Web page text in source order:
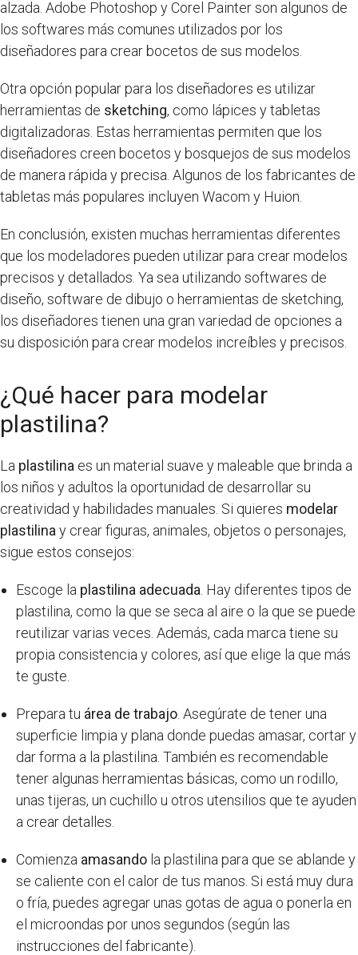
alzada. Adobe Photoshop y Corel Painter son algunos de
los softwares más comunes utilizados por los
diseñadores para crear bocetos de sus modelos.
Otra opción popular para los diseñadores es utilizar
herramientas de sketching, como lápices y tabletas
digitalizadoras. Estas herramientas permiten que los
diseñadores creen bocetos y bosquejos de sus modelos
de manera rápida y precisa. Algunos de los fabricantes de
tabletas más populares incluyen Wacom y Huion.
En conclusión, existen muchas herramientas diferentes
que los modeladores pueden utilizar para crear modelos
precisos y detallados. Ya sea utilizando softwares de
diseño, software de dibujo o herramientas de sketching,
los diseñadores tienen una gran variedad de opciones a
su disposición para crear modelos increíbles y precisos.
¿Qué hacer para modelar
plastilina?
La plastilina es un material suave y maleable que brinda a
los niños y adultos la oportunidad de desarrollar su
creatividad y habilidades manuales. Si quieres modelar
plastilina y crear figuras, animales, objetos o personajes,
sigue estos consejos:
Escoge la plastilina adecuada . Hay diferentes tipos de
plastilina, como la que se seca al aire o la que se puede
reutilizar varias veces. Además, cada marca tiene su
propia consistencia y colores, así que elige la que más
te guste.
Prepara tu área de trabajo . Asegúrate de tener una
superficie limpia y plana donde puedas amasar, cortar y
dar forma a la plastilina. También es recomendable
tener algunas herramientas básicas, como un rodillo,
unas tijeras, un cuchillo u otros utensilios que te ayuden
a crear detalles.
Comienza amasando la plastilina para que se ablande y
se caliente con el calor de tus manos. Si está muy dura
o fría, puedes agregar unas gotas de agua o ponerla en
el microondas por unos segundos (según las
instrucciones del fabricante).